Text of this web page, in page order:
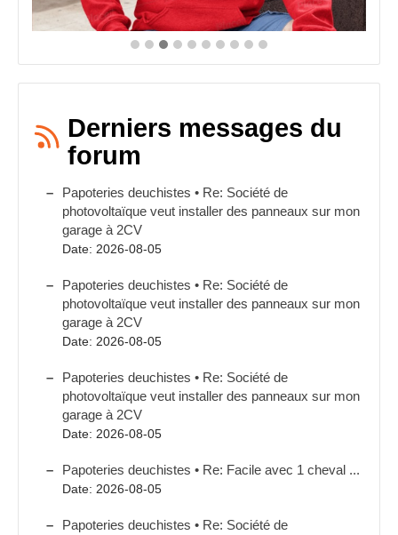
Derniers messages du
forum
Papoteries deuchistes • Re: Société de
photovoltaïque veut installer des panneaux sur mon
garage à 2CV
Date: 2026-08-05
Papoteries deuchistes • Re: Société de
photovoltaïque veut installer des panneaux sur mon
garage à 2CV
Date: 2026-08-05
Papoteries deuchistes • Re: Société de
photovoltaïque veut installer des panneaux sur mon
garage à 2CV
Date: 2026-08-05
Papoteries deuchistes • Re: Facile avec 1 cheval ...
Date: 2026-08-05
Papoteries deuchistes • Re: Société de